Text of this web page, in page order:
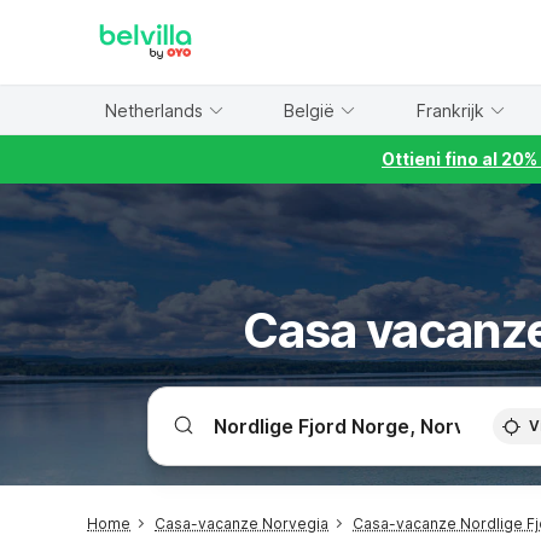
Netherlands België Frankrijk
Ottieni fino al
Casa
Home Casa-vacanze Norvegia Casa-vacanze Nordlige